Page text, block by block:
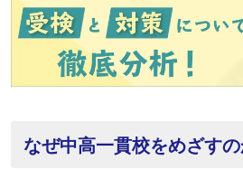
なぜ中高一貫校をめざす